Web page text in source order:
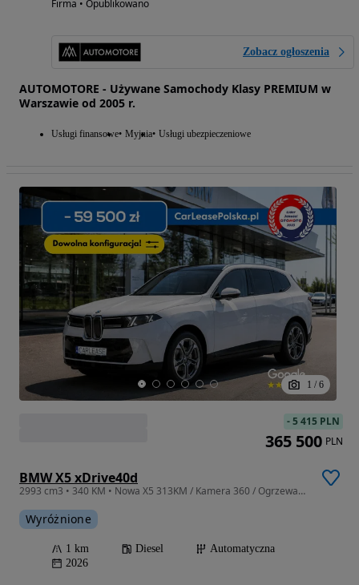
Firma • Opublikowano
Zobacz ogłoszenia
AUTOMOTORE - Używane Samochody Klasy PREMIUM w
Warszawie od 2005 r.
Usługi finansowe Myjnia Usługi ubezpieczeniowe
1 / 6
BMW X5 xDrive40d
2993 cm3 • 340 KM • Nowa X5 313KM / Kamera 360 / Ogrzewana kierownica
Wyróżnione
1 km Diesel
Automatyczna
2026
-5 415 PLN
365 500 PLN